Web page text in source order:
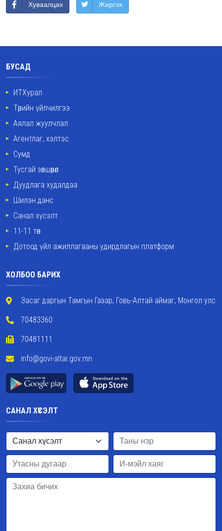
Хуваалцах Жиргэх
БУСАД
ИТХурал
Төрийн үйлчилгээ
Аялал жуулчлал
Агентлаг, хэлтэс
Сумд
Тусгай зөвшөөрөл
Дуудлага худалдаа
Шилэн данс
Санал хүсэлт
11-11 төв
Дотоод үйл ажиллагааны удирдлагын платформ
ХОЛБОО БАРИХ
Засаг даргын Тамгын Газар, Говь-Алтай аймаг, Монгол улс
70483360
70481111
info@govi-altai.gov.mn
САНАЛ ХҮСЭЛТ